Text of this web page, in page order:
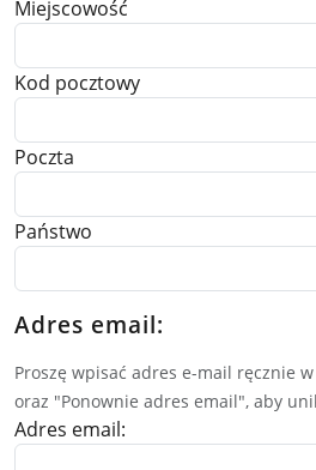
Miejscowość
Kod pocztowy
Poczta
Państwo
Adres email:
Proszę wpisać adres e-mail ręcznie
oraz "Ponownie adres email", aby
Adres email: